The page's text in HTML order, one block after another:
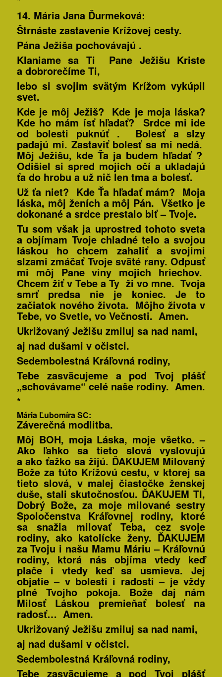
14. Mária JanaĎurmeková:
Štrnáste zastavenie Krížovej cesty.
Pána Ježiša pochovávajú .
Klaniame sa Ti Pane Ježišu Kriste
a dobrorečíme Ti,
lebo si svojim svätým Krížom vykúpil
svet.
Kde je môj Ježiš? Kde je moja láska?
Kde ho mám ísť hľadať? Srdce mi ide
od bolesti puknúť . Bolesť a slzy
padajú mi. Zastaviť bolesť sa mi nedá.
Môj Ježišu, kde Ťa ja budem hľadať ?
Odišiel si spred mojich očí a ukladajú
ťa do hrobu a už nič len tma a bolesť.
Už ťa niet? Kde Ťa hľadať mám? Moja
láska, môj ženích a môj Pán. Všetko je
dokonané a srdce prestalo biť – Tvoje.
Tu som však ja uprostred tohoto sveta
a objímam Tvoje chladné telo a svojou
láskou ho chcem zahaliť a svojimi
slzami zmáčať Tvoje sväté rany. Odpusť
mi môj Pane viny mojich hriechov.
Chcem žiť v Tebe a Ty ži vo mne.Tvoja
smrť predsa nie je koniec. Je to
začiatok nového života. Môjho života v
Tebe, vo Svetle, vo Večnosti. Amen.
Ukrižovaný Ježišu zmiluj sa nad nami,
aj nad dušami v očistci.
Sedembolestná Kráľovná rodiny,
Tebe zasväcujeme a pod Tvoj plášť
„schovávame“ celé naše rodiny. Amen.
*
Mária Ľubomíra SC:
Záverečná modlitba.
Môj BOH, moja Láska, moje všetko. –
Ako ľahko sa tieto slová vyslovujú
a ako ťažko sa žijú. ĎAKUJEM Milovaný
Bože za túto Krížovú cestu, v ktorej sa
tieto slová, v malej čiastočke ženskej
duše, stali skutočnosťou. ĎAKUJEM TI,
Dobrý Bože, za moje milované sestry
Spoločenstva Kráľovnej rodiny, ktoré
sa snažia milovať Teba, cez svoje
rodiny, ako katolícke ženy. ĎAKUJEM
za Tvoju i našu Mamu Máriu – Kráľovnú
rodiny, ktorá nás objíma vtedy keď
plače i vtedy keď sa usmieva. Jej
objatie – v bolesti i radosti – je vždy
plné Tvojho pokoja. Bože daj nám
Milosť Láskou premieňať bolesť na
radosť… Amen.
Ukrižovaný Ježišu zmiluj sa nad nami,
aj nad dušami v očistci.
Sedembolestná Kráľovná rodiny,
Tebe zasväcujeme a pod Tvoj plášť